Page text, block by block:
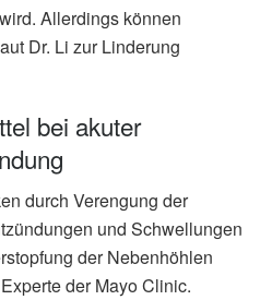
Allerdings können
Dr. Li zur Linderung
bei akuter
durch Verengung der
und Schwellungen
der Nebenhöhlen
der Mayo Clinic.